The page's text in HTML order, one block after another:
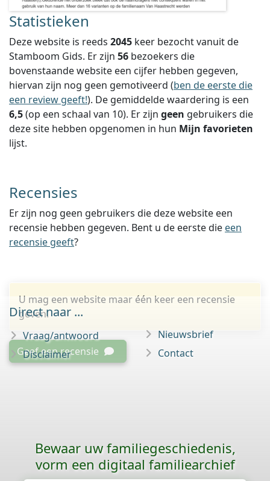
Statistieken
Deze website is reeds 2045 keer bezocht vanuit de
Stamboom Gids. Er zijn 56 bezoekers die
bovenstaande website een cijfer hebben gegeven,
hiervan zijn nog geen gemotiveerd (ben de eerste die
een review geeft!). De gemiddelde waardering is een
6,5(op een schaal van 10). Er zijn geen gebruikers die
deze site hebben opgenomen in hun Mijn favorieten
lijst.
Recensies
Er zijn nog geen gebruikers die deze website een
recensie hebben gegeven. Bent u de eerste die een
recensie geeft?
U mag een website maar één keer een recensie
geven.
Geef een recensie
Direct naar ...
Vraag/antwoord
Disclaimer
Nieuwsbrief
Contact
Bewaar uw familie­geschiedenis,
vorm een digitaal familiearchief